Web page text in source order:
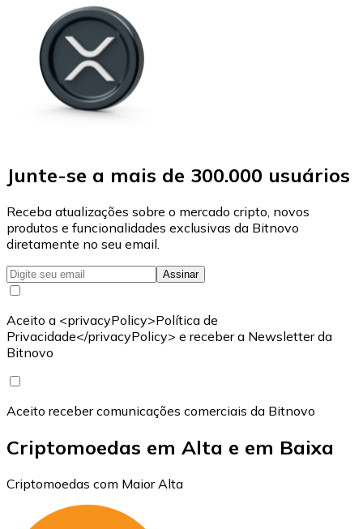
Junte-se a mais de 300.000 usuários
Receba atualizações sobre o mercado cripto, novos
produtos e funcionalidades exclusivas da Bitnovo
diretamente no seu email.
Assinar
Aceito a <privacyPolicy>Política de
Privacidade</privacyPolicy> e receber a Newsletter da
Bitnovo
Aceito receber comunicações comerciais da Bitnovo
Criptomoedas em Alta e em Baixa
Criptomoedas com Maior Alta